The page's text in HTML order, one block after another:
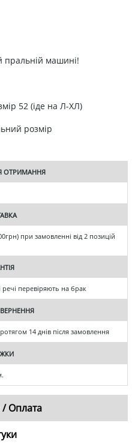
пральній машині!
52 (іде на Л-ХЛ)
розмір
ОТРИМАННЯ
при замовленні від 2 позицій
речі перевіряють на брак
14 днів після замовлення
/ Оплата